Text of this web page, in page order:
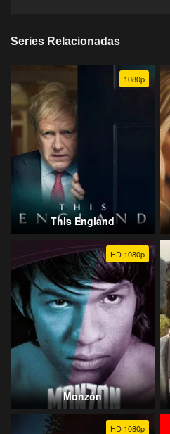
Series Relacionadas
1080p
This England
HD 1080p
Monzón
HD 1080p